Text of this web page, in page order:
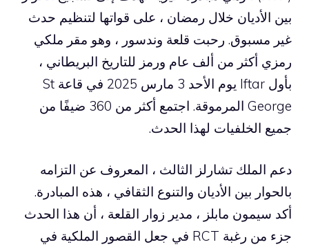
بين الأديان خلال رمضان ، على قواتها لتنظيم حدث
غير مسبوق. رحبت قلعة وندسور ، وهو مقر ملكي
رمزي أكثر من ألف عام ورمز للتاريخ البريطاني ،
بأول Iftar يوم الأحد 3 مارس 2025 في قاعة St
George المرموقة. اجتمع أكثر من 360 ضيفًا من
جميع الخلفيات لهذا الحدث.
دعم الملك تشارلز الثالث ، المعروف عن التزامه
بالحوار بين الأديان والتنوع الثقافي ، هذه المبادرة.
أكد سيمون مابلز ، مدير زوار القلعة ، أن هذا الحدث
جزء من رغبة RCT في جعل القصور الملكية في